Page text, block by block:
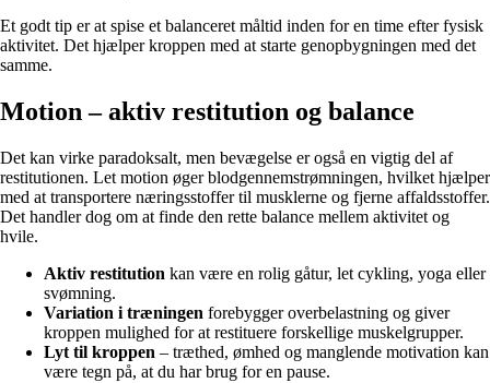
Et godt tip er at spise et balanceret måltid inden for en time efter fysisk
aktivitet. Det hjælper kroppen med at starte genopbygningen med det
samme.
Motion – aktiv restitution og balance
Det kan virke paradoksalt, men bevægelse er også en vigtig del af
restitutionen. Let motion øger blodgennemstrømningen, hvilket hjælper
med at transportere næringsstoffer til musklerne og fjerne affaldsstoffer.
Det handler dog om at finde den rette balance mellem aktivitet og
hvile.
Aktiv restitution kan være en rolig gåtur, let cykling, yoga eller
svømning.
Variation i træningen forebygger overbelastning og giver
kroppen mulighed for at restituere forskellige muskelgrupper.
Lyt til kroppen – træthed, ømhed og manglende motivation kan
være tegn på, at du har brug for en pause.